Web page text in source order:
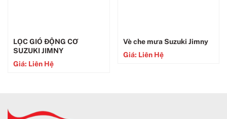
LỌC GIÓ ĐỘNG CƠ
SUZUKI JIMNY
Giá: Liên Hệ
Vè che mưa Suzuki Jimny
Giá: Liên Hệ